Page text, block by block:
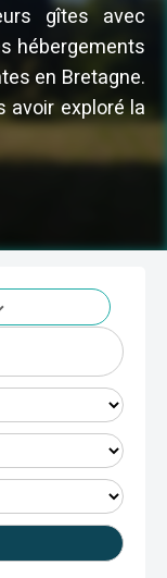
gîtes avec
hébergements
en Bretagne.
avoir exploré la